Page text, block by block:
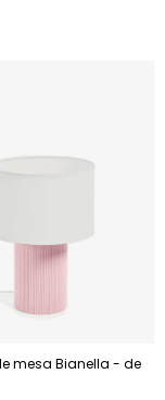
mesa Bianella - de